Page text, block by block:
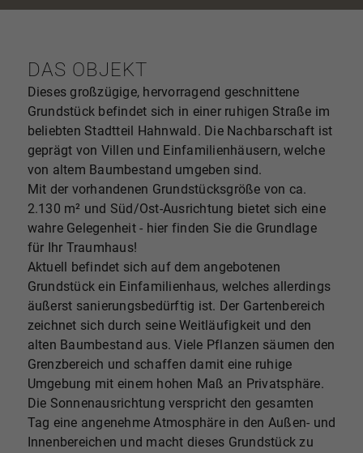
DAS OBJEKT
Dieses großzügige, hervorragend geschnittene
Grundstück befindet sich in einer ruhigen Straße im
beliebten Stadtteil Hahnwald. Die Nachbarschaft ist
geprägt von Villen und Einfamilienhäusern, welche
von altem Baumbestand umgeben sind.
Mit der vorhandenen Grundstücksgröße von ca.
2.130 m² und Süd/Ost-Ausrichtung bietet sich eine
wahre Gelegenheit - hier finden Sie die Grundlage
für Ihr Traumhaus!
Aktuell befindet sich auf dem angebotenen
Grundstück ein Einfamilienhaus, welches allerdings
äußerst sanierungsbedürftig ist. Der Gartenbereich
zeichnet sich durch seine Weitläufigkeit und den
alten Baumbestand aus. Viele Pflanzen säumen den
Grenzbereich und schaffen damit eine ruhige
Umgebung mit einem hohen Maß an Privatsphäre.
Die Sonnenausrichtung verspricht den gesamten
Tag eine angenehme Atmosphäre in den Außen- und
Innenbereichen und macht dieses Grundstück zu